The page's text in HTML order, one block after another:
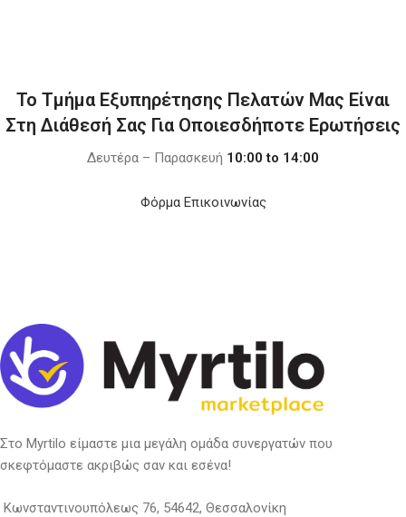
Το Τμήμα Εξυπηρέτησης Πελατών Μας Είναι
Στη Διάθεσή Σας Για Οποιεσδήποτε Ερωτήσεις
Δευτέρα – Παρασκευή 10:00 to 14:00
Φόρμα Επικοινωνίας
Στο Myrtilo είμαστε μια μεγάλη ομάδα συνεργατών που
σκεφτόμαστε ακριβώς σαν και εσένα!
Κωνσταντινουπόλεως 76, 54642, Θεσσαλονίκη